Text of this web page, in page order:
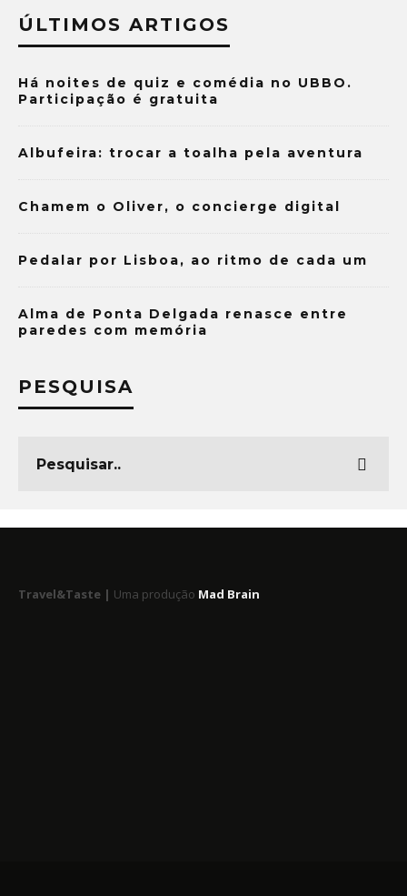
ÚLTIMOS ARTIGOS
Há noites de quiz e comédia no UBBO.
Participação é gratuita
Albufeira: trocar a toalha pela aventura
Chamem o Oliver, o concierge digital
Pedalar por Lisboa, ao ritmo de cada um
Alma de Ponta Delgada renasce entre
paredes com memória
PESQUISA
Travel&Taste | Uma produção Mad Brain